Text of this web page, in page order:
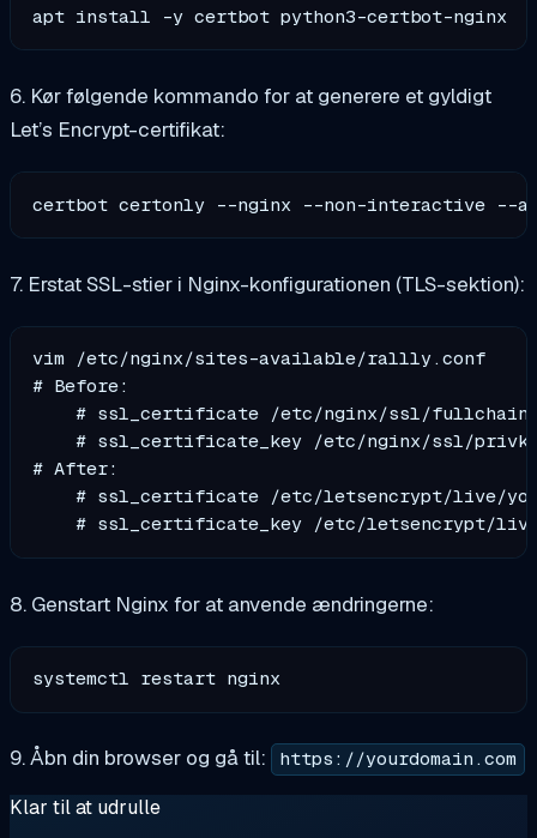
6. Kør følgende kommando for at generere et gyldigt
Let’s Encrypt-certifikat:
certbot certonly --nginx --non-interactive --
7. Erstat SSL-stier i Nginx-konfigurationen (TLS-sektion):
vim /etc/nginx/sites-available/rallly.conf
# Before:
# ssl_certificate /etc/nginx/ssl/
# ssl_certificate_key /etc/nginx/ssl/
# After:
# ssl_certificate /etc/letsencrypt/live/
8. Genstart Nginx for at anvende ændringerne:
9. Åbn din browser og gå til: https://yourdomain.com
Klar til at udrulle